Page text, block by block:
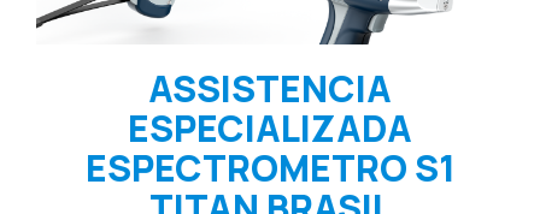
ASSISTENCIA
ESPECIALIZADA
ESPECTROMETRO S1